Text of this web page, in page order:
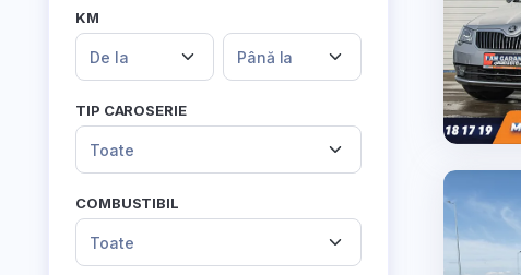
KM
De la Până la
TIP CAROSERIE
Toate
COMBUSTIBIL
Toate